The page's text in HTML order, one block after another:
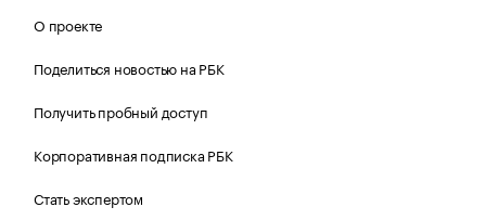
О проекте
Поделиться новостью на РБК
Получить пробный доступ
Корпоративная подписка РБК
Стать экспертом